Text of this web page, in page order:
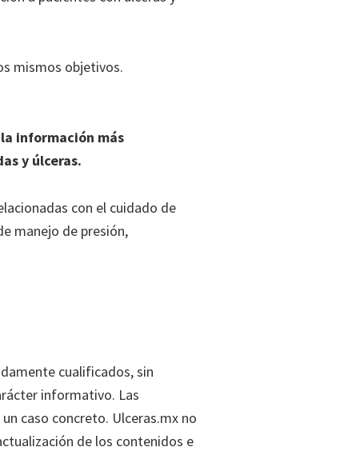
mismos objetivos.
información más
y úlceras.
con el cuidado de
manejo de presión,
cualificados, sin
informativo. Las
caso concreto. Ulceras.mx no
de los contenidos e